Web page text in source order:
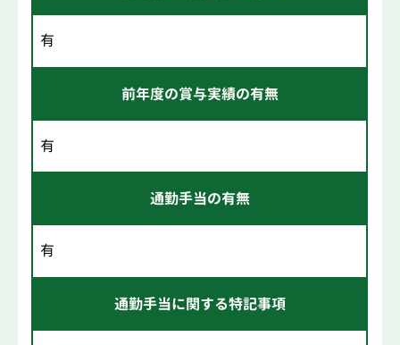
有
前年度の賞与実績の有無
有
通勤手当の有無
有
通勤手当に関する特記事項